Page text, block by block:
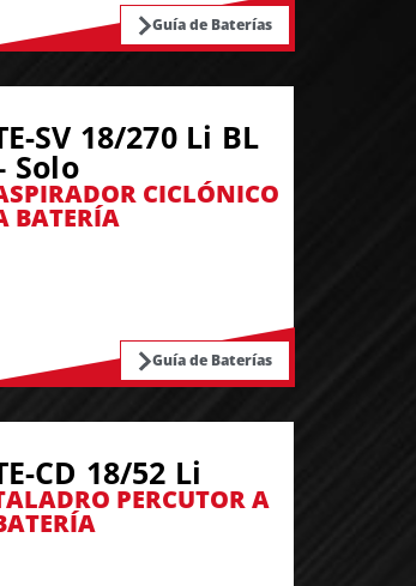
Guía de Baterías
SV 18/270 Li BL
Solo
CICLÓNICO
BATERÍA
Guía de Baterías
CD 18/52 Li
PERCUTOR A